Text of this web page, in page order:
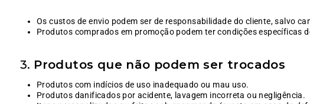
Os custos de envio podem ser de responsabilidade do cliente, salvo
Produtos comprados em promoção podem ter condições específicas
3. Produtos que não podem ser trocados
Produtos com indícios de uso inadequado ou mau uso.
Produtos danificados por acidente, lavagem incorreta ou negligência.